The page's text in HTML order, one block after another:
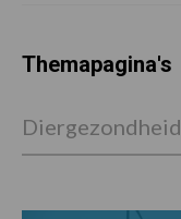
Themapagina's
Diergezondheid